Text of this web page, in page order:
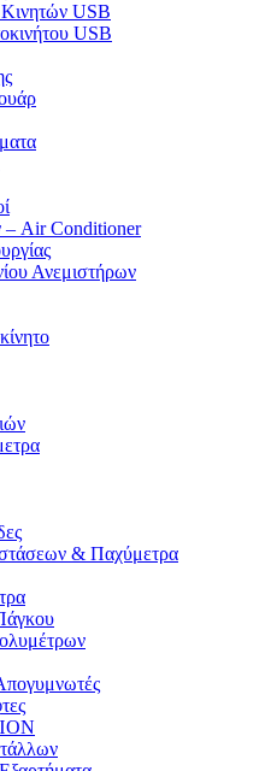
Κινητών USB
USB
– Air Conditioner
Ανεμιστήρων
& Παχύμετρα